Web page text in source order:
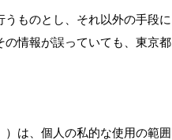
ものとし、それ以外の手段に
の情報が誤っていても、東京都
は、個人の私的な使用の範囲